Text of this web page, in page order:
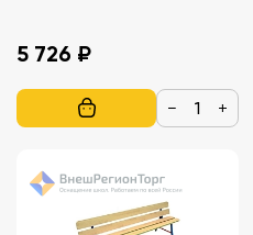
5 726 ₽
− +